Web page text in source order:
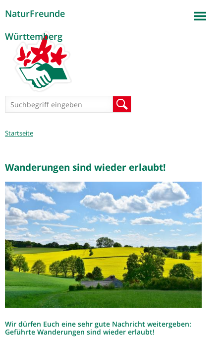
NaturFreunde
Württemberg
Suchformular
Sie
Startseite
Wanderungen sind wieder erlaubt!
Wir dürfen Euch eine sehr gute Nachricht weitergeben:
Geführte Wanderungen sind wieder erlaubt!